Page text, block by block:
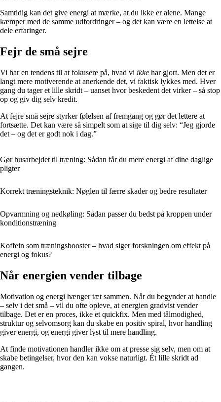
Samtidig kan det give energi at mærke, at du ikke er alene. Mange
kæmper med de samme udfordringer – og det kan være en lettelse at
dele erfaringer.
Fejr de små sejre
Vi har en tendens til at fokusere på, hvad vi ikke har gjort. Men det er
langt mere motiverende at anerkende det, vi faktisk lykkes med. Hver
gang du tager et lille skridt – uanset hvor beskedent det virker – så stop
op og giv dig selv kredit.
At fejre små sejre styrker følelsen af fremgang og gør det lettere at
fortsætte. Det kan være så simpelt som at sige til dig selv: “Jeg gjorde
det – og det er godt nok i dag.”
Gør husarbejdet til træning: Sådan får du mere energi af dine daglige
pligter
Korrekt træningsteknik: Nøglen til færre skader og bedre resultater
Opvarmning og nedkøling: Sådan passer du bedst på kroppen under
konditionstræning
Koffein som træningsbooster – hvad siger forskningen om effekt på
energi og fokus?
Når energien vender tilbage
Motivation og energi hænger tæt sammen. Når du begynder at handle
– selv i det små – vil du ofte opleve, at energien gradvist vender
tilbage. Det er en proces, ikke et quickfix. Men med tålmodighed,
struktur og selvomsorg kan du skabe en positiv spiral, hvor handling
giver energi, og energi giver lyst til mere handling.
At finde motivationen handler ikke om at presse sig selv, men om at
skabe betingelser, hvor den kan vokse naturligt. Ét lille skridt ad
gangen.